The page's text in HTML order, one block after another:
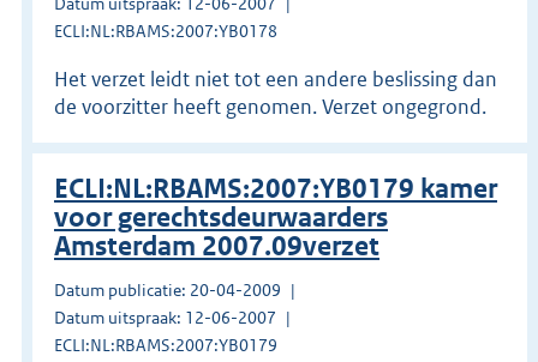
ECLI:NL:RBAMS:2007:YB0178
Het verzet leidt niet tot een andere beslissing dan
de voorzitter heeft genomen. Verzet ongegrond.
ECLI:NL:RBAMS:2007:YB0179 kamer
voor gerechtsdeurwaarders
Amsterdam 2007.09verzet
Datum publicatie: 20-04-2009
Datum uitspraak: 12-06-2007
ECLI:NL:RBAMS:2007:YB0179